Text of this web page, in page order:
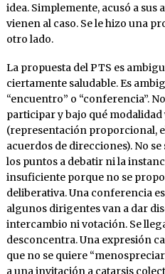
idea. Simplemente, acusó a
vienen al caso. Se le hizo una
otro lado.
La propuesta del PTS es
ciertamente saludable. Es
“encuentro” o “conferencia”.
participar y bajo qué
(representación proporcional,
acuerdos de direcciones). No
los puntos a debatir ni la
insuficiente porque no se
deliberativa. Una conferencia
algunos dirigentes van a dar
intercambio ni votación. Se
desconcentra. Una expresión
que no se quiere
a una invitación a catarsis